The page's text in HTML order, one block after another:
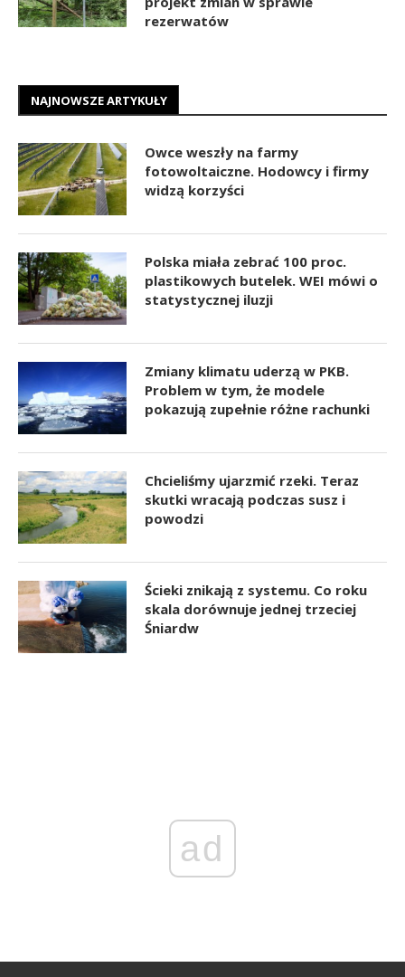
rezerwatów
NAJNOWSZE ARTYKUŁY
Owce weszły na farmy
fotowoltaiczne. Hodowcy i firmy
widzą korzyści
Polska miała zebrać 100 proc.
plastikowych butelek. WEI mówi o
statystycznej iluzji
Zmiany klimatu uderzą w PKB.
Problem w tym, że modele
pokazują zupełnie różne rachunki
Chcieliśmy ujarzmić rzeki. Teraz
skutki wracają podczas susz i
powodzi
Ścieki znikają z systemu. Co roku
skala dorównuje jednej trzeciej
Śniardw
ad